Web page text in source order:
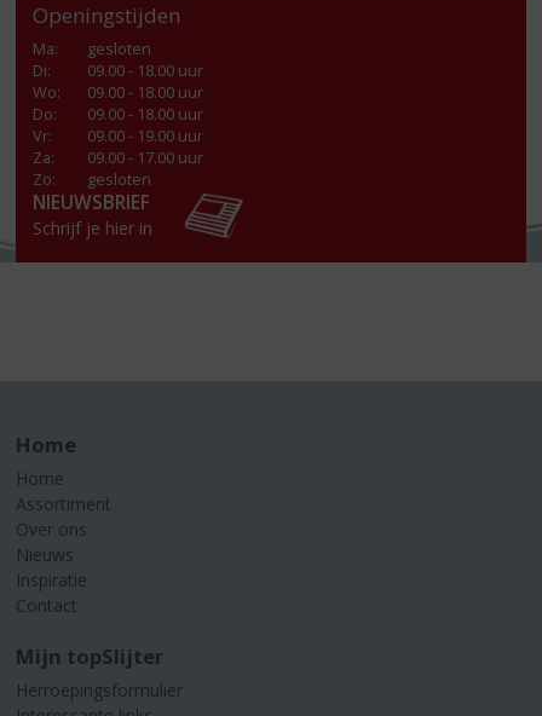
Openingstijden
Ma:
gesloten
Di:
09.00 - 18.00 uur
Wo:
09.00 - 18.00 uur
Do:
09.00 - 18.00 uur
Vr:
09.00 - 19.00 uur
Za:
09.00 - 17.00 uur
Zo:
gesloten
NIEUWSBRIEF
Schrijf je hier in
Home
Home
Assortiment
Over ons
Nieuws
Inspiratie
Contact
Mijn topSlijter
Herroepingsformulier